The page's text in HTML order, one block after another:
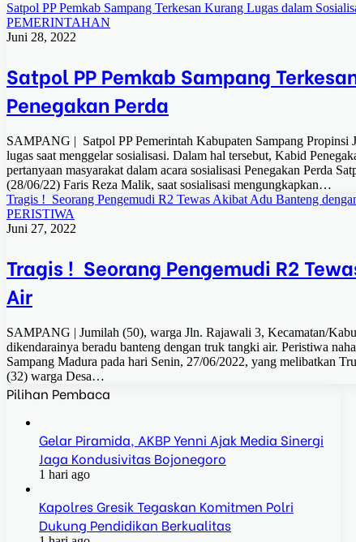
Satpol PP Pemkab Sampang Terkesan Kurang Lugas dalam
PEMERINTAHAN
Juni 28, 2022
Satpol PP Pemkab Sampang
Penegakan Perda
SAMPANG | Satpol PP Pemerintah Kabupaten Sampang Propinsi
lugas saat menggelar sosialisasi. Dalam hal tersebut, Kabid
pertanyaan masyarakat dalam acara sosialisasi Penegakan Perda
(28/06/22) Faris Reza Malik, saat sosialisasi mengungkapkan…
Tragis ! Seorang Pengemudi R2 Tewas Akibat Adu Banteng
PERISTIWA
Juni 27, 2022
Tragis ! Seorang Pengemudi R2
Air
SAMPANG | Jumilah (50), warga Jln. Rajawali 3, Kecamatan/
dikendarainya beradu banteng dengan truk tangki air. Peristiwa
Sampang Madura pada hari Senin, 27/06/2022, yang melibatkan
(32) warga Desa…
Pilihan Pembaca
Gelar Piramida, AKBP Yenni Ajak Media Sinergi
Jaga Kondusivitas Bojonegoro
1 hari ago
Kapolres Gresik Tegaskan Komitmen Polri
Dukung Pendidikan Berkualitas